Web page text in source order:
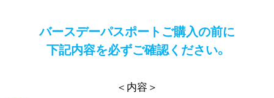
バースデーパスポートご購入の前に
下記内容を必ずご確認ください。
＜内容＞